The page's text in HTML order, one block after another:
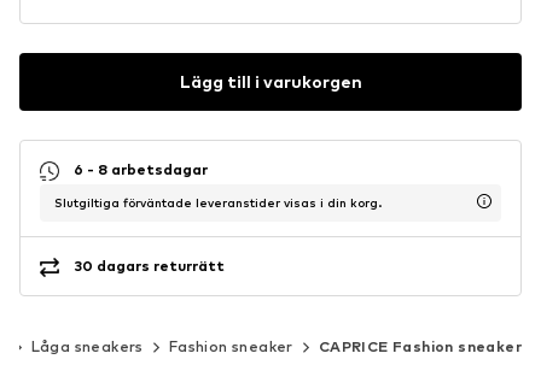
Lägg till i varukorgen
6 - 8 arbetsdagar
Slutgiltiga förväntade leveranstider visas i din korg.
30 dagars returrätt
Låga sneakers Fashion sneaker CAPRICE Fashion sneaker